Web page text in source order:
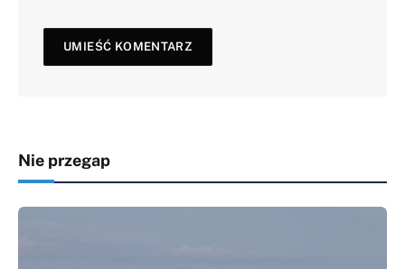
Nie przegap